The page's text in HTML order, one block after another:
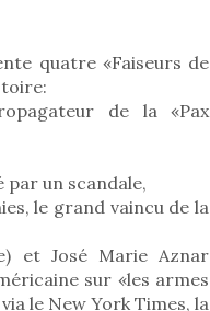
quatre «Faiseurs de
de la «Pax
par un scandale,
le grand vaincu de la
et José Marie Aznar
sur «les armes
le New York Times, la